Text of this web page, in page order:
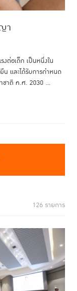
า
งต่อเด็ก เป็นหนึ่งใน
และได้รับการกำหนด
ชาติ ค.ศ. 2030 ...
126 รายการ